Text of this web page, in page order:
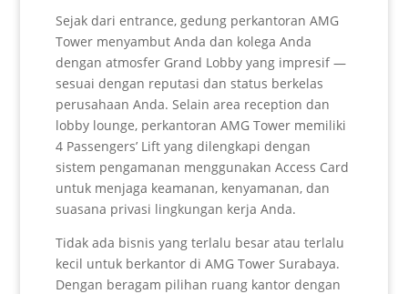
Sejak dari entrance, gedung perkantoran AMG
Tower menyambut Anda dan kolega Anda
dengan atmosfer Grand Lobby yang impresif —
sesuai dengan reputasi dan status berkelas
perusahaan Anda. Selain area reception dan
lobby lounge, perkantoran AMG Tower memiliki
4 Passengers’ Lift yang dilengkapi dengan
sistem pengamanan menggunakan Access Card
untuk menjaga keamanan, kenyamanan, dan
suasana privasi lingkungan kerja Anda.
Tidak ada bisnis yang terlalu besar atau terlalu
kecil untuk berkantor di AMG Tower Surabaya.
Dengan beragam pilihan ruang kantor dengan